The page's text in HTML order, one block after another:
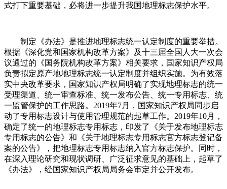
式打下重要基础，必将进一步提升我国地理标志保护水平。
制定《办法》是推进地理标志统一认定制度的重要举措。
根据《深化党和国家机构改革方案》及十三届全国人大一次会
议通过的《国务院机构改革方案》相关要求，国家知识产权局
负责拟定原产地地理标志统一认定制度并组织实施。为有效落
实中央改革要求，国家知识产权局明确了实现地理标志的统一
受理渠道、统一审查标准、统一发布公告、统一专用标志、统
一监管保护的工作思路。2019年7月，国家知识产权局同步启
动了专用标志设计与使用管理规范的起草工作。2019年10月，
确定了统一的地理标志专用标志，印发了《关于发布地理标志
专用标志的公告》和《关于地理标志专用标志官方标志登记备
案的公告》，把地理标志专用标志纳入官方标志保护。同时，
在深入理论研究和现状调研、广泛征求意见的基础上，起草了
《办法》，经国家知识产权局局务会审定并公开发布。